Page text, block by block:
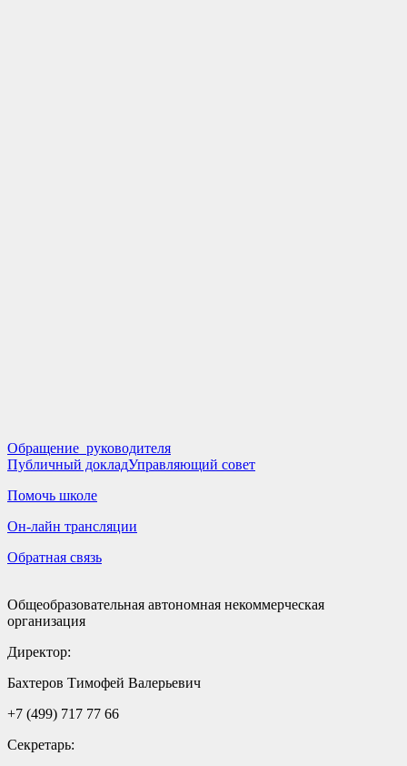
Обращение руководителя
Публичный докладУправляющий совет
Помочь школе
Он-лайн трансляции
Обратная связь
Общеобразовательная автономная некоммерческая
организация
Директор:
Бахтеров Тимофей Валерьевич
+7 (499) 717 77 66
Секретарь: